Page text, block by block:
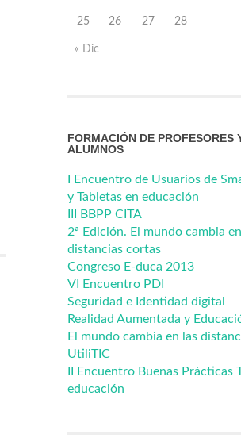
« Dic
25 26 27 28
FORMACIÓN DE PROFESORES
ALUMNOS
I Encuentro de Usuarios de
y Tabletas en educación
III BBPP CITA
2ª Edición. El mundo cambia
distancias cortas
Congreso E-duca 2013
VI Encuentro PDI
Seguridad e Identidad digital
Realidad Aumentada y
El mundo cambia en las
UtiliTIC
II Encuentro Buenas Prácticas
educación